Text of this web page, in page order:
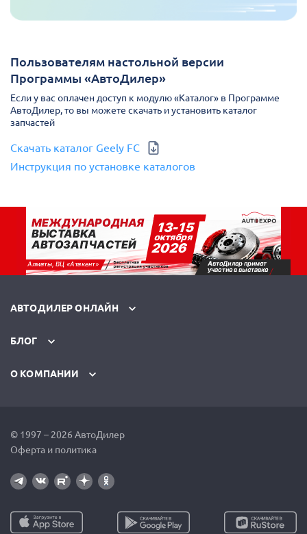
Пользователям настольной версии
Программы «АвтоДилер»
Если у вас оплачен доступ к модулю «Каталог» в Программе
АвтоДилер, то вы можете скачать и установить каталог
запчастей
Скачать каталог Geely FC
Инструкция по установке каталогов
АВТОДИЛЕР ОНЛАЙН
БЛОГ
О КОМПАНИИ
© 1997 – 2026 АвтоДилер
Оферта и политика